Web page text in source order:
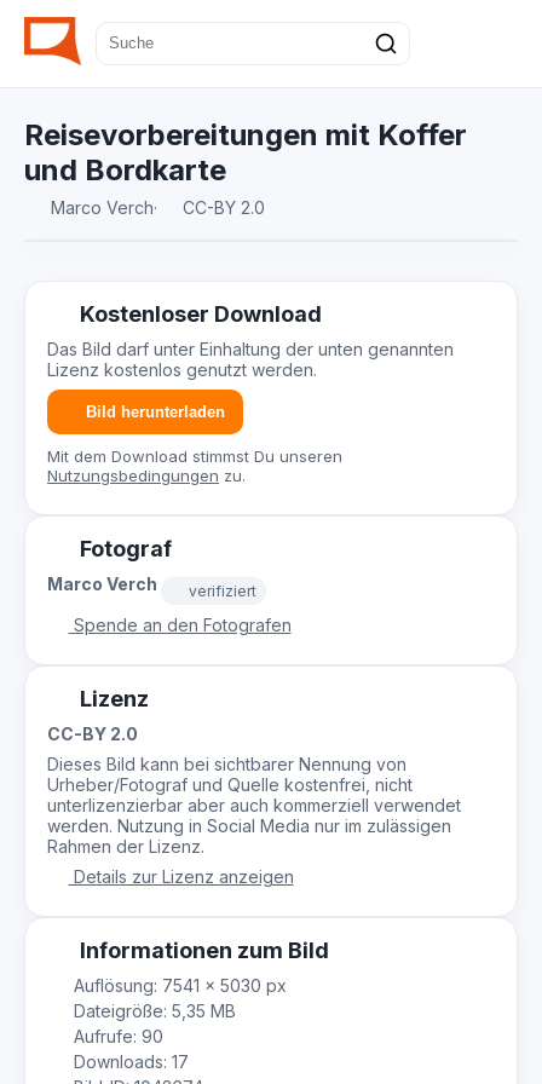
Reisevorbereitungen mit Koffer
und Bordkarte
Marco Verch· CC-BY 2.0
Kostenloser Download
Das Bild darf unter Einhaltung der unten genannten
Lizenz kostenlos genutzt werden.
Bild herunterladen
Mit dem Download stimmst Du unseren
Nutzungsbedingungen zu.
Fotograf
Marco Verch verifiziert
Spende an den Fotografen
Lizenz
CC-BY 2.0
Dieses Bild kann bei sichtbarer Nennung von
Urheber/Fotograf und Quelle kostenfrei, nicht
unterlizenzierbar aber auch kommerziell verwendet
werden. Nutzung in Social Media nur im zulässigen
Rahmen der Lizenz.
Details zur Lizenz anzeigen
Informationen zum Bild
Auflösung: 7541 × 5030 px
Dateigröße: 5,35 MB
Aufrufe: 90
Downloads: 17